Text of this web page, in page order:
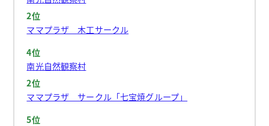
2位
ママプラザ 木工サークル
4位
南光自然観察村
2位
ママプラザ サークル「七宝焼グループ」
5位